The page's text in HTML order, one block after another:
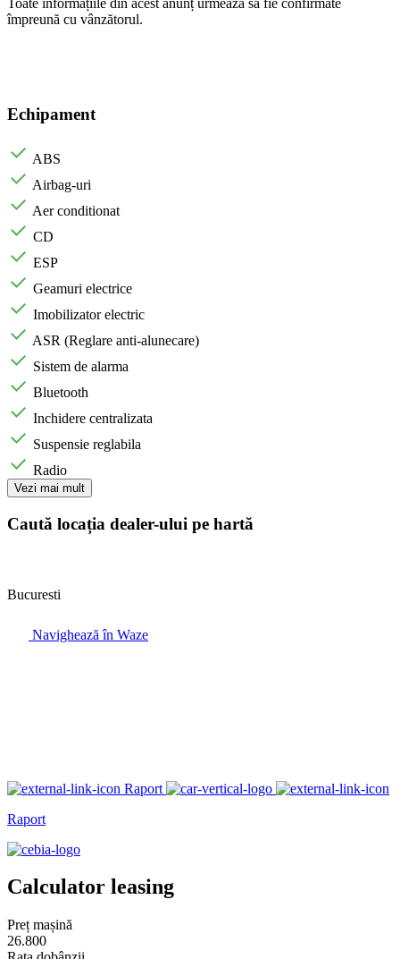
împreună cu vânzătorul.
Echipament
ABS
Airbag-uri
Aer conditionat
CD
ESP
Geamuri electrice
Imobilizator electric
ASR (Reglare anti-alunecare)
Sistem de alarma
Bluetooth
Inchidere centralizata
Suspensie reglabila
Radio
Vezi mai mult
Caută locația dealer-ului pe hartă
Bucuresti
Navighează în Waze
Raport
Raport
Calculator leasing
Preț mașină
26.800